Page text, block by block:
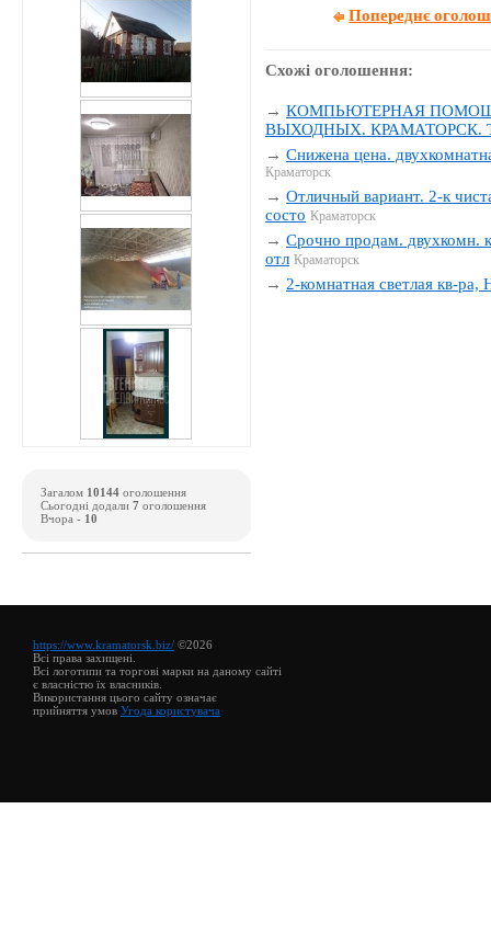
Попереднє
Схожі оголошення:
→КОМПЬЮТЕРНАЯ
ВЫХОДНЫХ. КРАМАТОРСК.
→Снижена цена.
Краматорск
→Отличный вариант. 2-к
состо Краматорск
→Срочно продам. двухкомн.
отл Краматорск
→ 2-комнатная светлая кв-
Загалом 10144 оголошення
Сьогодні додали 7 оголошення
Вчора - 10
https://www.kramatorsk.biz/ ©2026
Всі права захищені.
Всі логотипи та торгові марки на даному сайті
є власністю їх власників.
Використання цього сайту означає
прийняття умов Угода користувача